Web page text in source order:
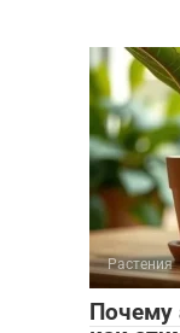
Растения
Почему